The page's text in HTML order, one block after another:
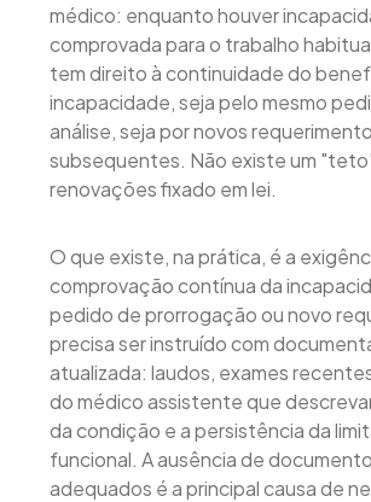
médico: enquanto houver
comprovada para o trabalho
tem direito à continuidade do
incapacidade, seja pelo mesmo
análise, seja por novos
subsequentes. Não existe um
renovações fixado em lei.
O que existe, na prática, é a
comprovação contínua da
pedido de prorrogação ou novo
precisa ser instruído com
atualizada: laudos, exames
do médico assistente que
da condição e a persistência da
funcional. A ausência de
adequados é a principal causa de